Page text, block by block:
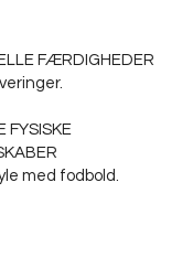
FÆRDIGHEDER
FYSISKE
med fodbold.